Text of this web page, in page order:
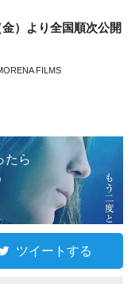
金）より全国順次公開
FILMS
たら
ツイートする